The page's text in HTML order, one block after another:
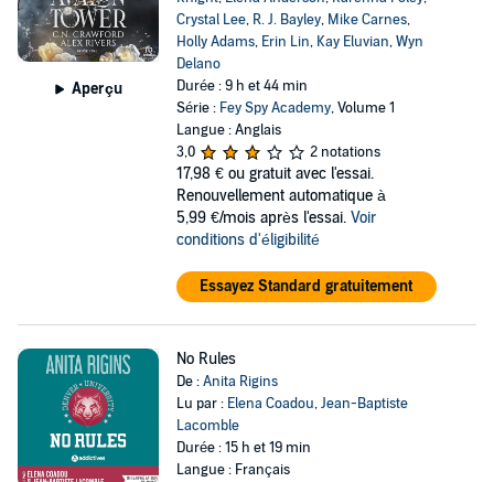
Aperçu
Crystal Lee, R. J. Bayley, Mike Carnes,
Holly Adams, Erin Lin, Kay Eluvian,Wyn
Delano
Durée : 9 h et 44 min
Série : Fey Spy Academy, Volume 1
Langue : Anglais
3,0
2 notations
17,98 € ou gratuit avec l'essai.
Renouvellement automatique à
5,99 €/mois après l'essai. Voir
conditions d'éligibilité
Essayez Standard gratuitement
No Rules
De :Anita Rigins
Lu par : Elena Coadou,Jean-Baptiste
Lacomble
Durée : 15 h et 19 min
Langue : Français